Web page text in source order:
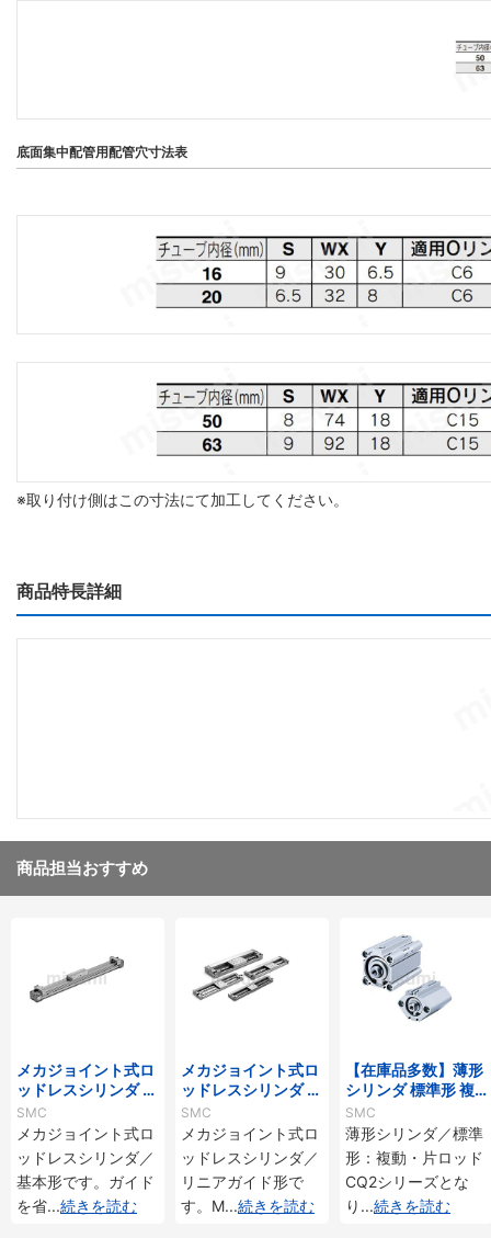
底面集中配管用配管穴寸法表
※取り付け側はこの寸法にて加工してください。
商品特長詳細
商品担当おすすめ
メカジョイント式ロ
ッドレスシリンダ 基
本形 MY1Bシリーズ
SMC
メカジョイント式ロ
ッドレスシリンダ／
基本形です。ガイド
を省...続きを読む
メカジョイント式ロ
ッドレスシリンダ リ
ニアガイド形 MY2H
／HTシリーズ
SMC
メカジョイント式ロ
ッドレスシリンダ／
リニアガイド形で
す。M...続きを読む
【在庫品多数】薄形
シリンダ 標準形 複
動・片ロッド CQ2
シリーズ
SMC
薄形シリンダ／標準
形：複動・片ロッド
CQ2シリーズとな
り ...続きを読む